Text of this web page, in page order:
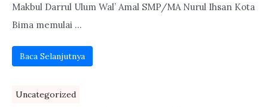
Makbul Darrul Ulum Wal’ Amal SMP/MA Nurul Ihsan Kota
Bima memulai ...
Baca Selanjutnya
Uncategorized